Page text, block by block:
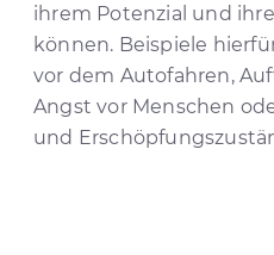
ihrem Potenzial und
können. Beispiele
vor dem Autofahren,
Angst vor Menschen
und